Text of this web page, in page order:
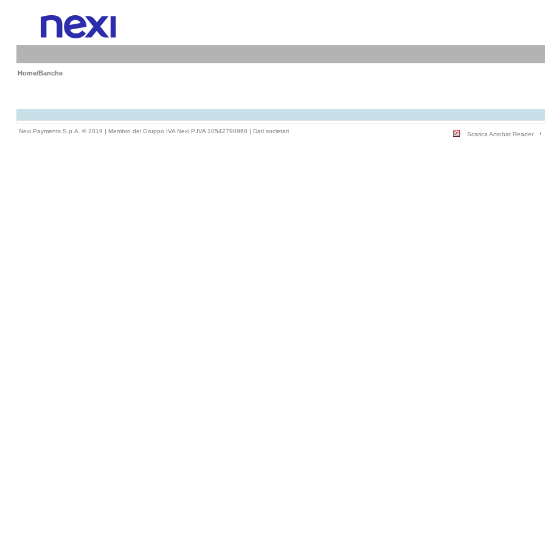
Home/Banche
Nexi Payments S.p.A. © 2019 | Membro del Gruppo IVA Nexi P.IVA 10542790968 | Dati societari Scarica Acrobat Reader